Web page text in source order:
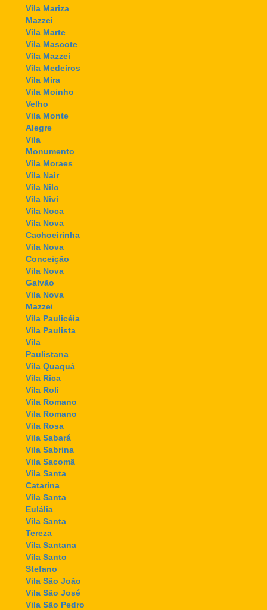
Vila Mariza
Mazzei
Vila Marte
Vila Mascote
Vila Mazzei
Vila Medeiros
Vila Mira
Vila Moinho
Velho
Vila Monte
Alegre
Vila
Monumento
Vila Moraes
Vila Nair
Vila Nilo
Vila Nivi
Vila Noca
Vila Nova
Cachoeirinha
Vila Nova
Conceição
Vila Nova
Galvão
Vila Nova
Mazzei
Vila Paulicéia
Vila Paulista
Vila
Paulistana
Vila Quaquá
Vila Rica
Vila Roli
Vila Romano
Vila Romano
Vila Rosa
Vila Sabará
Vila Sabrina
Vila Sacomã
Vila Santa
Catarina
Vila Santa
Eulália
Vila Santa
Tereza
Vila Santana
Vila Santo
Stefano
Vila São João
Vila São José
Vila São Pedro